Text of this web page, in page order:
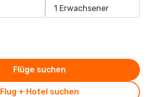
1 Erwachsener
Flug + Hotel suchen
Flüge suchen